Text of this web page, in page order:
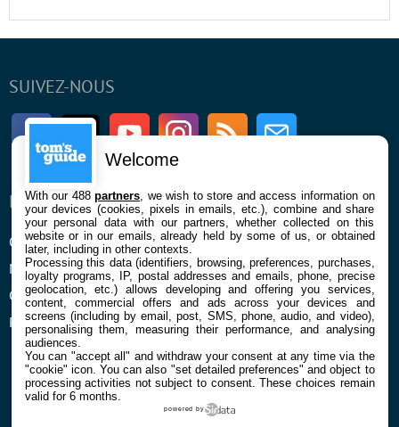
SUIVEZ-NOUS
FacebookTwitter Youtube InstagramRSS Newsletter
ENTREPRISE
Qui sommes nous
Mentions légales et CGU
Confidentialité et Cookies
Préférences cookies
À PROPOS
La rédaction
Contact
Welcome
With our 488partners , we wish to store and access information on
your devices (cookies, pixels in emails, etc.), combine and share
your personal data with our partners, whether collected on this
website or in our emails, already held by some of us, or obtained
later, including in other contexts.
Processing this data (identifiers, browsing, preferences, purchases,
loyalty programs, IP, postal addresses and emails, phone, precise
geolocation, etc.) allows developing and offering you services,
content, commercial offers and ads across your devices and
screens (including by email, post, SMS, phone, audio, and video),
personalising them, measuring their performance, and analysing
audiences.
You can "accept all" and withdraw your consent at any time via the
"cookie" icon. You can also "set detailed preferences" and object to
processing activities not subject to consent. These choices remain
valid for 6 months.
powered by